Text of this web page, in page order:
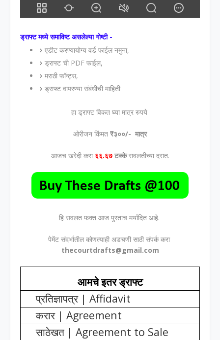
ड्राफ्ट मध्ये समाविष्ट असलेल्या गोष्टी -
एडीट करण्यायोग्य वर्ड फाईल नमुना,
ड्राफ्ट ची PDF फाईल,
मराठी फॉन्ट्स,
ड्राफ्ट वापरण्या संबंधीची माहिती
हा ड्राफ्ट विकत घ्या मात्र रुपये
ओरीजन किंमत ₹३००/- मात्र
आजच खरेदी करा ६६.६७टक्केसवलतीच्या दरात.
हि सवलत फक्त आज पुरताच मर्यादित आहे.
पेमेंट संदर्भातील कोणत्याही अडचणी साठी संपर्क करा
thecourtdrafts@gmail.com
आमचे इतर ड्राफ्ट
प्रतिज्ञापत्र | Affidavit
करार | Agreement
साठेखत | Agreement to Sale